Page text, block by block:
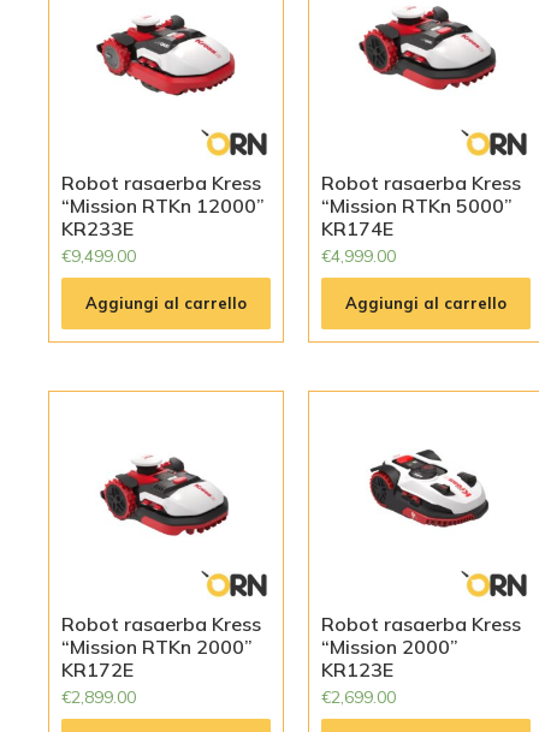
Robot rasaerba Kress
“Mission RTKn 12000”
KR233E
€9,499.00
Aggiungi al carrello
Robot rasaerba Kress
“Mission RTKn 5000”
KR174E
€4,999.00
Aggiungi al carrello
Robot rasaerba Kress
“Mission RTKn 2000”
KR172E
€2,899.00
Robot rasaerba Kress
“Mission 2000”
KR123E
€2,699.00